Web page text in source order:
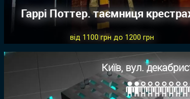
Гаррі Поттер. таємниця
від 1100 грн до 1200 грн
Київ, вул.